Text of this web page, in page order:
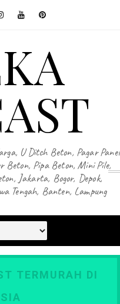
U Ditch Beton, Pagar Panel
Beton, Pipa Beton, Mini Pile,
Jakarta, Bogor, Depok,
Tengah, Banten, Lampung
TERMURAH DI